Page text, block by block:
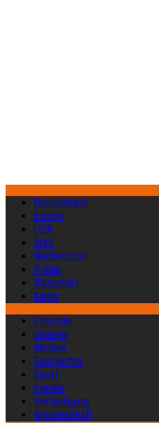
Deutschland
Europa
USA
Welt
Nachrichten
Politik
Wirtschaft
Kultur
Lifestyle
Glauben
Medien
Geschichte
Sport
Familie
Verteidigung
Wissenschaft